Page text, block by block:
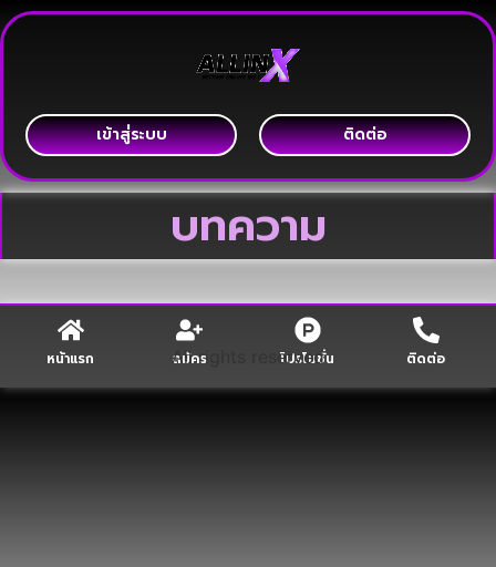
เข้าสู่่ระบบ ติดต่อ
บทความ
หน้าแรก สมัคร โปรโมชั่น ติดต่อ
All rights reserved